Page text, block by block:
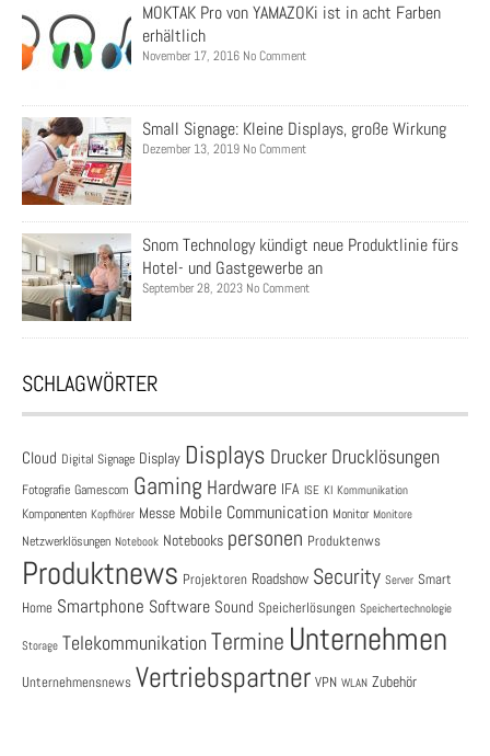
MOKTAK Pro von YAMAZOKi ist in acht Farben
erhältlich
November 17, 2016 No Comment
Small Signage: Kleine Displays, große Wirkung
Dezember 13, 2019 No Comment
Snom Technology kündigt neue Produktlinie fürs
Hotel- und Gastgewerbe an
September 28, 2023 No Comment
SCHLAGWÖRTER
Cloud Digital Signage Display Displays Drucker Drucklösungen
Fotografie Gamescom Gaming Hardware IFA ISE KI Kommunikation
Komponenten Kopfhörer Messe Mobile Communication Monitor Monitore
Netzwerklösungen Notebook Notebooks personen Produktenws
Produktnews Projektoren Roadshow Security Server Smart
Home Smartphone Software Sound Speicherlösungen Speichertechnologie
Storage Telekommunikation Termine Unternehmen
Unternehmensnews Vertriebspartner VPN WLAN Zubehör